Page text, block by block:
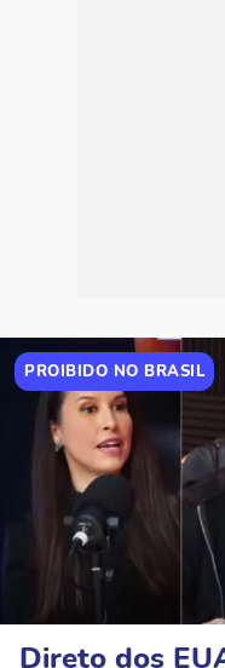
PROIBIDO NO BRASIL
Direto dos